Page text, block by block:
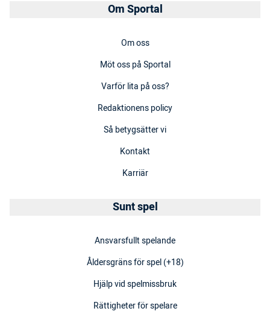
Om Sportal
Om oss
Möt oss på Sportal
Varför lita på oss?
Redaktionens policy
Så betygsätter vi
Kontakt
Karriär
Sunt spel
Ansvarsfullt spelande
Åldersgräns för spel (+18)
Hjälp vid spelmissbruk
Rättigheter för spelare